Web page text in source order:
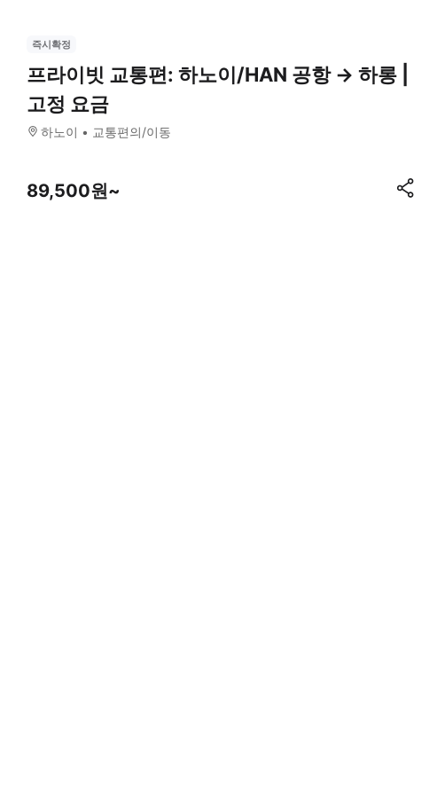
즉시확정
프라이빗 교통편: 하노이/HAN 공항 → 하롱 |
고정 요금
하노이 교통편의/이동
89,500원~